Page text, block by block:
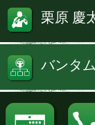
望など、
ピソードを
番組はパ
要で、何